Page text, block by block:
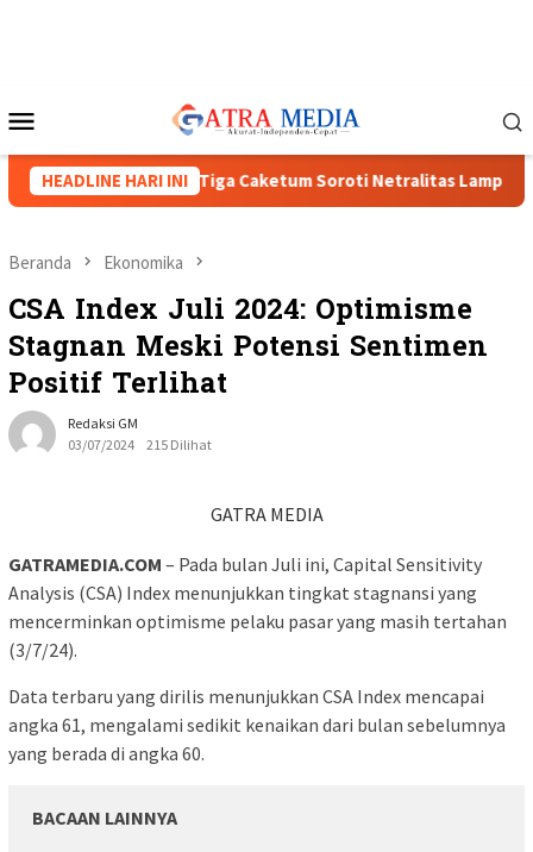
Mobile
HEADLINE HARI INI
XVIII Menguat, Tiga Caketum Soroti Netralitas Lampung dan
Beranda Ekonomika
CSA Index Juli 2024: Optimisme
Stagnan Meski Potensi Sentimen
Positif Terlihat
Redaksi GM
03/07/2024
215 Dilihat
GATRA MEDIA
GATRAMEDIA.COM – Pada bulan Juli ini, Capital Sensitivity
Analysis (CSA) Index menunjukkan tingkat stagnansi yang
mencerminkan optimisme pelaku pasar yang masih tertahan
(3/7/24).
Data terbaru yang dirilis menunjukkan CSA Index mencapai
angka 61, mengalami sedikit kenaikan dari bulan sebelumnya
yang berada di angka 60.
BACAAN LAINNYA